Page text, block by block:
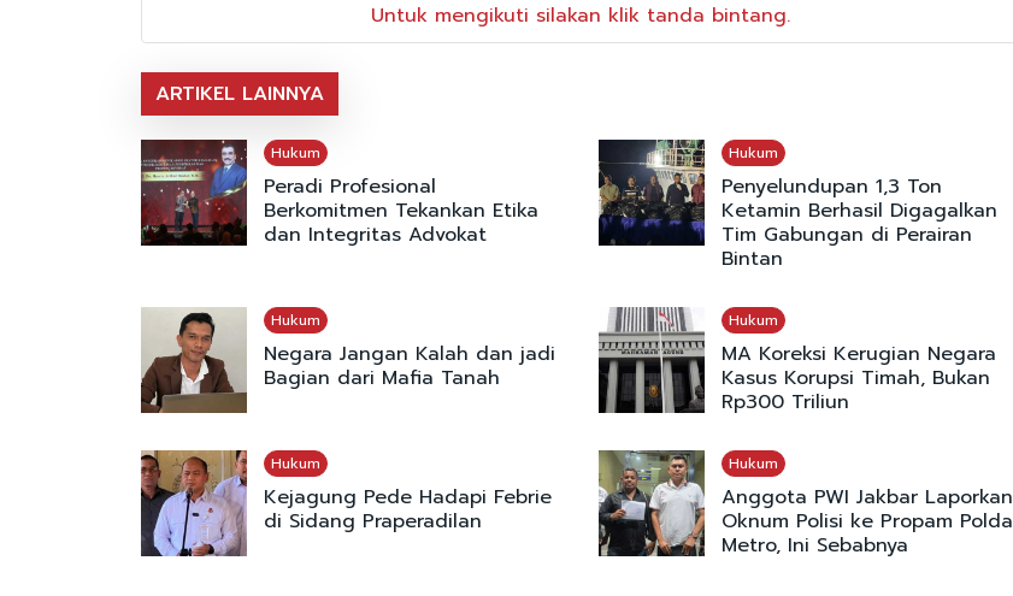
Untuk mengikuti silakan klik tanda bintang.
ARTIKEL LAINNYA
Hukum
Peradi Profesional
Berkomitmen Tekankan Etika
dan Integritas Advokat
Hukum
Penyelundupan 1,3 Ton
Ketamin Berhasil Digagalkan
Tim Gabungan di Perairan
Bintan
Hukum
Negara Jangan Kalah dan jadi
Bagian dari Mafia Tanah
Hukum
MA Koreksi Kerugian Negara
Kasus Korupsi Timah, Bukan
Rp300 Triliun
Hukum
Kejagung Pede Hadapi Febrie
di Sidang Praperadilan
Hukum
Anggota PWI Jakbar Laporkan
Oknum Polisi ke Propam Polda
Metro, Ini Sebabnya